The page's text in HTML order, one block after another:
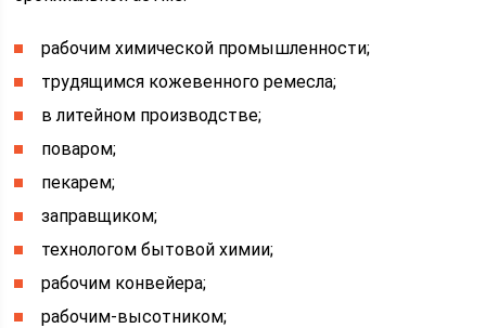
рабочим химической промышленности;
трудящимся кожевенного ремесла;
в литейном производстве;
поваром;
пекарем;
заправщиком;
технологом бытовой химии;
рабочим конвейера;
рабочим-высотником;